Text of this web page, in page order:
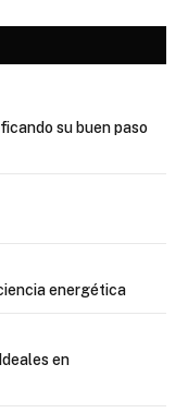
su buen paso
energética
en